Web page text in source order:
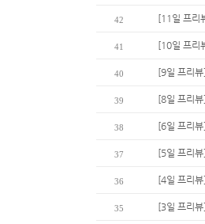
42 [11일 프리
41 [10일 프리
40 [9일 프리
39 [8일 프리
38 [6일 프리
37 [5일 프리
36 [4일 프리
35 [3일 프리